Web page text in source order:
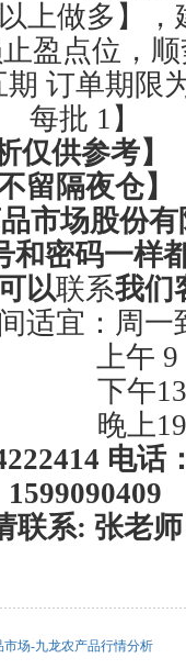
以上做多】
盈点位，
期 订单期限
每批 1】
仅供参考
留隔夜仓】
市场股份
和密码一样
以联系我们
适宜：周一
电话
1599090409
联系: 张老师
市场-九龙农产品行情分析